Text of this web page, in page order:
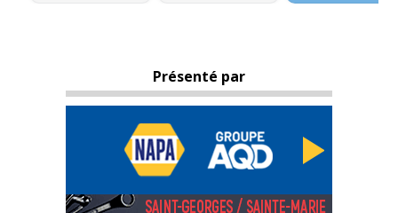
Présenté par